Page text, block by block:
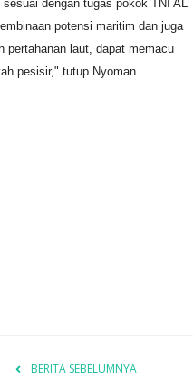
dengan tugas pokok TNI AL
potensi maritim dan juga
pertahanan laut, dapat memacu
pesisir," tutup Nyoman.
BERITA SEBELUMNYA